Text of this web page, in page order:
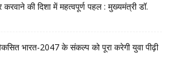
की दिशा में महत्वपूर्ण पहल : मुख्यमंत्री डॉ.
भारत-2047 के संकल्प को पूरा करेगी युवा पीढ़ी